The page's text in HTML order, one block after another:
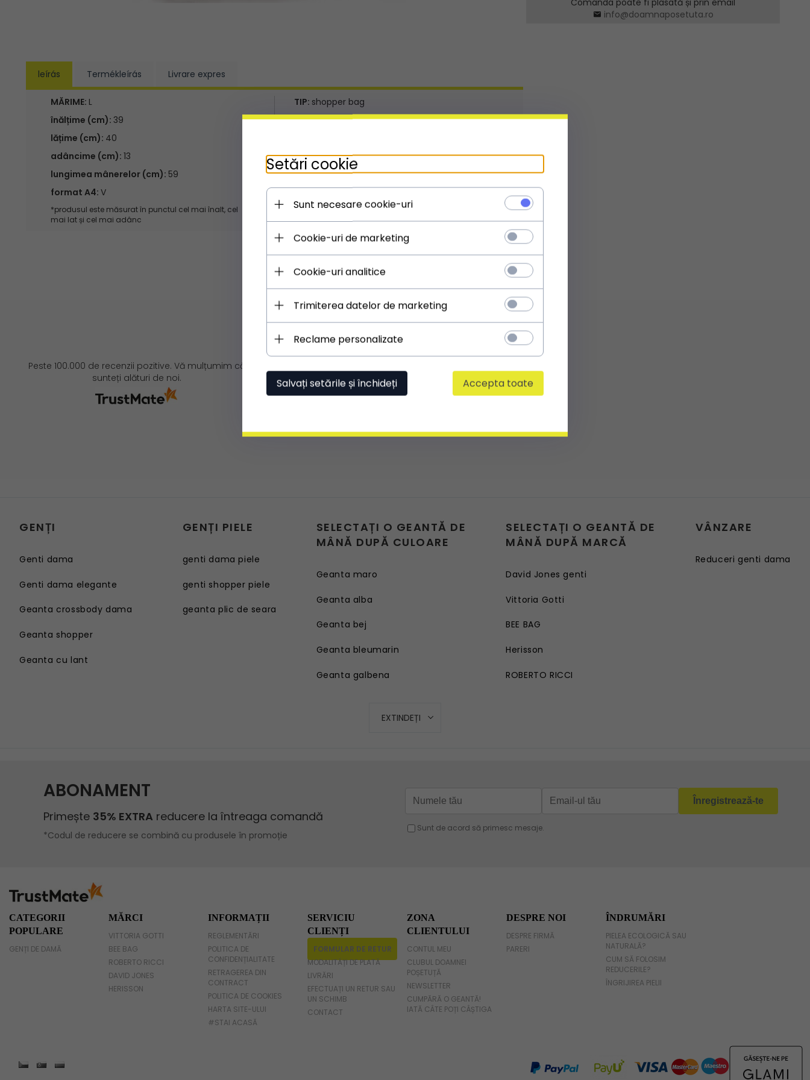
Comanda poate fi plasată și prin email
info@doamnaposetuta.ro
leírás Termékleírás Livrare expres
MĂRIME: L
înălțime (cm): 39
lățime (cm): 40
adâncime (cm): 13
lungimea mânerelor (cm): 59
format A4: V
*produsul este măsurat în punctul cel mai înalt, cel
mai lat și cel mai adânc
TIP: shopper bag
MATERIAL:piele naturală - piele întoarsă
NUANȚA FITINGURILOR:auriu
ÎN INTERIOR:1 buzunar închis cu fermoar
ÎNCHIDERE PRINCIPALĂ:magnet
** Ajustarea este posibilă în cazul curelelor, mânerelor
sau bretelelor
Peste 100.000 de recenzii pozitive. Vă mulțumim că
sunteți alături de noi.
GENȚI
Genti dama
Genti dama elegante
Geanta crossbody dama
Geanta shopper
Geanta cu lant
Geanta cu lant
Geanta tip sac
Geanta umar dama casual
Geanta voiaj
Geanta cu franjuri
Geanta umar
Geanta mare
GENȚI PIELE
genti dama piele
genti shopper piele
geanta plic de seara
SELECTAȚI O GEANTĂ DE
MÂNĂ DUPĂ CULOARE
Geanta maro
Geanta alba
Geanta bej
Geanta bleumarin
Geanta galbena
SELECTAȚI O GEANTĂ DE
MÂNĂ DUPĂ MARCĂ
David Jones genti
Vittoria Gotti
BEE BAG
Herisson
ROBERTO RICCI
VÂNZARE
Reduceri genti dama
EXTINDEȚI
CATEGORII
POPULARE
GENȚI DE DAMĂ
MĂRCI
VITTORIA GOTTI
BEE BAG
ROBERTO RICCI
DAVID JONES
HERISSON
INFORMAȚII
REGLEMENTĂRI
POLITICA DE
CONFIDENȚIALITATE
RETRAGEREA DIN
CONTRACT
POLITICA DE COOKIES
HARTA SITE-ULUI
#STAI ACASĂ
SERVICIU
CLIENȚI
FORMULAR DE RETUR
MODALITĂȚI DE PLATĂ
LIVRĂRI
EFECTUAȚI UN RETUR SAU
UN SCHIMB
CONTACT
ZONA
CLIENTULUI
CONTUL MEU
CLUBUL DOAMNEI
POȘETUȚĂ
NEWSLETTER
CUMPĂRĂ O GEANTĂ!
IATĂ CÂTE POȚI CÂȘTIGA
DESPRE NOI
DESPRE FIRMĂ
PARERI
ÎNDRUMĂRI
PIELEA ECOLOGICĂ SAU
NATURALĂ?
CUM SĂ FOLOSIM
REDUCERILE?
ÎNGRIJIREA PIELII
Setări cookie
Sunt necesare cookie-uri
Cookie-uri de marketing
Cookie-uri analitice
Trimiterea datelor de marketing
Reclame personalizate
Salvați setările și închideți Accepta toate